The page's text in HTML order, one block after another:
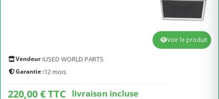
Vendeur :USED WORLD PARTS
Garantie :12 mois
220,00 € TTC livraison incluse
Voir le produit